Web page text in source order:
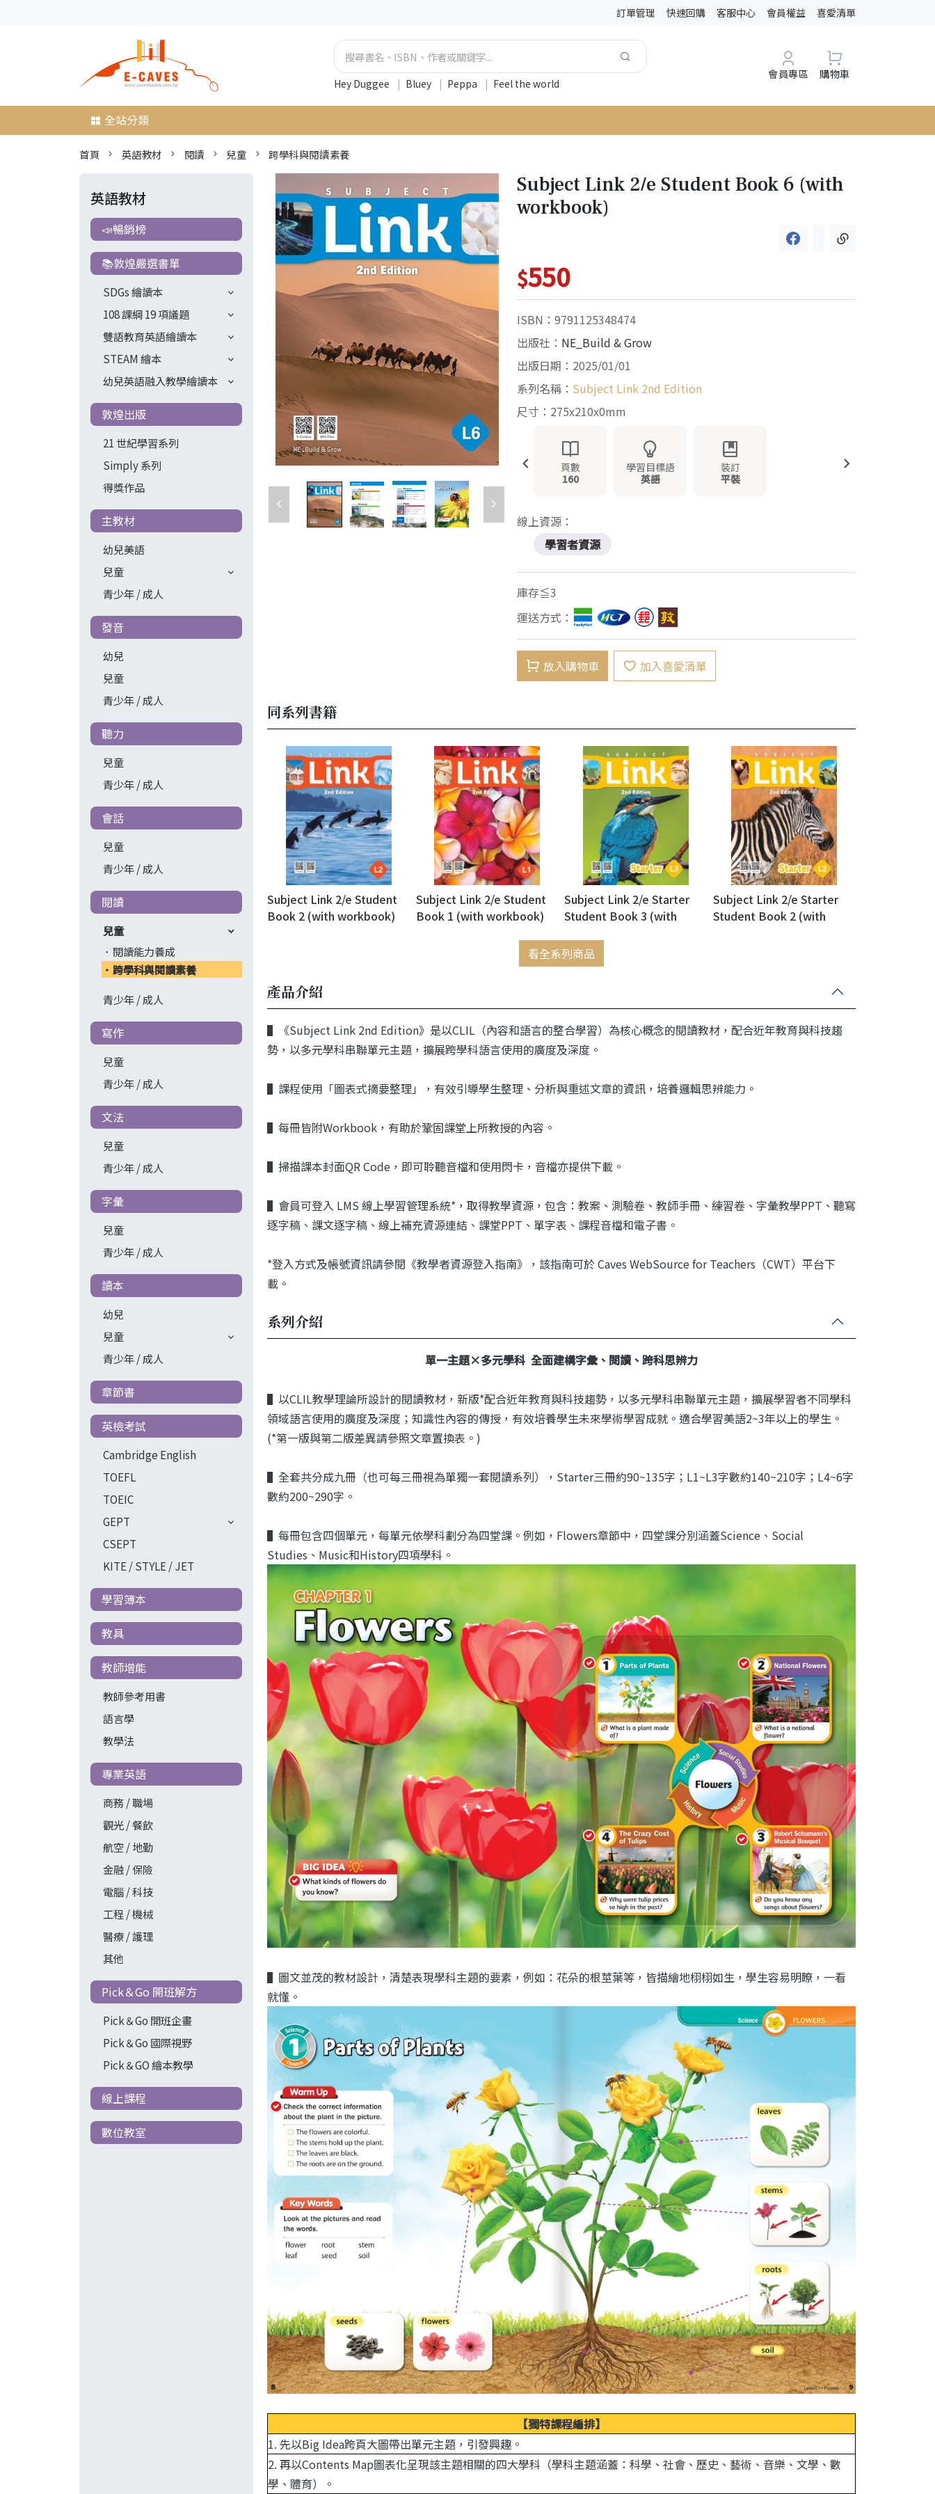
訂單管理 快速回購 客服中心 會員權益 喜愛清單
Hey Duggee | Bluey | Peppa | Feel the world
會員專區 購物車
全站分類
首頁 英語教材 閱讀 兒童 跨學科與閱讀素養
英語教材
📣暢銷榜
📚敦煌嚴選書單
SDGs 繪讀本
108 課綱 19 項議題
雙語教育英語繪讀本
STEAM 繪本
幼兒英語融入教學繪讀本
敦煌出版
21 世紀學習系列
Simply 系列
得獎作品
主教材
幼兒美語
兒童
青少年 / 成人
發音
幼兒
兒童
青少年 / 成人
聽力
兒童
青少年 / 成人
會話
兒童
青少年 / 成人
閱讀
兒童
閱讀能力養成
跨學科與閱讀素養
青少年 / 成人
寫作
兒童
青少年 / 成人
文法
兒童
青少年 / 成人
字彙
兒童
青少年 / 成人
讀本
幼兒
兒童
青少年 / 成人
章節書
英檢考試
Cambridge English
TOEFL
TOEIC
GEPT
CSEPT
KITE / STYLE / JET
學習簿本
教具
教師增能
教師參考用書
語言學
教學法
專業英語
商務 / 職場
觀光 / 餐飲
航空 / 地勤
金融 / 保險
電腦 / 科技
工程 / 機械
醫療 / 護理
其他
Pick＆Go 開班解方
Pick＆Go 開班企畫
Pick＆Go 國際視野
Pick＆GO 繪本教學
線上課程
數位教室
Subject Link 2/e Student Book 6 (with
workbook)
$550
ISBN：9791125348474
出版社： NE_Build & Grow
出版日期：2025/01/01
系列名稱： Subject Link 2nd Edition
尺寸：275x210x0mm
頁數
160
學習目標語
英語
裝訂
平裝
線上資源：
學習者資源
庫存≦3
運送方式：
放入購物車 加入喜愛清單
同系列書籍
Subject Link 2/e Student
Book 2 (with workbook)
Subject Link 2/e Student
Book 1 (with workbook)
Subject Link 2/e Starter
Student Book 3 (with
Subject Link 2/e Starter
Student Book 2 (with
看全系列商品
產品介紹
▌《Subject Link 2nd Edition》是以CLIL（內容和語言的整合學習）為核心概念的閱讀教材，配合近年教育與科技趨
勢，以多元學科串聯單元主題，擴展跨學科語言使用的廣度及深度。
▌課程使用「圖表式摘要整理」，有效引導學生整理、分析與重述文章的資訊，培養邏輯思辨能力。
▌每冊皆附Workbook，有助於鞏固課堂上所教授的內容。
▌掃描課本封面QR Code，即可聆聽音檔和使用閃卡，音檔亦提供下載。
▌會員可登入 LMS 線上學習管理系統*，取得教學資源，包含：教案、測驗卷、教師手冊、練習卷、字彙教學PPT、聽寫
逐字稿、課文逐字稿、線上補充資源連結、課堂PPT、單字表、課程音檔和電子書。
*登入方式及帳號資訊請參閱《教學者資源登入指南》，該指南可於 Caves WebSource for Teachers（CWT）平台下
載。
系列介紹
單一主題×多元學科 全面建構字彙、閱讀、跨科思辨力
▌以CLIL教學理論所設計的閱讀教材，新版*配合近年教育與科技趨勢，以多元學科串聯單元主題，擴展學習者不同學科
領域語言使用的廣度及深度；知識性內容的傳授，有效培養學生未來學術學習成就。適合學習美語2~3年以上的學生。
(*第一版與第二版差異請參照文章置換表。)
▌全套共分成九冊（也可每三冊視為單獨一套閱讀系列），Starter三冊約90~135字；L1~L3字數約140~210字；L4~6字
數約200~290字。
▌每冊包含四個單元，每單元依學科劃分為四堂課。例如，Flowers章節中，四堂課分別涵蓋Science、Social
Studies、Music和History四項學科。
▌圖文並茂的教材設計，清楚表現學科主題的要素，例如：花朵的根莖葉等，皆描繪地栩栩如生，學生容易明瞭，一看
就懂。
【獨特課程編排】
1. 先以Big Idea跨頁大圖帶出單元主題，引發興趣。
2. 再以Contents Map圖表化呈現該主題相關的四大學科（學科主題涵蓋：科學、社會、歷史、藝術、音樂、文學、數
學、體育）。